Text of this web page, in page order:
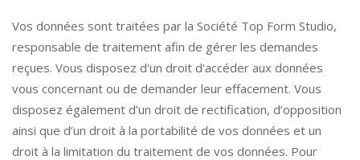
Vos données sont traitées par la Société Top Form Studio,
responsable de traitement afin de gérer les demandes
reçues. Vous disposez d'un droit d'accéder aux données
vous concernant ou de demander leur effacement. Vous
disposez également d’un droit de rectification, d’opposition
ainsi que d’un droit à la portabilité de vos données et un
droit à la limitation du traitement de vos données. Pour